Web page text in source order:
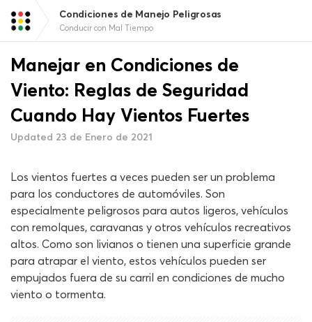
Condiciones de Manejo Peligrosas
Conducir con Mal Tiempo
Manejar en Condiciones de
Viento: Reglas de Seguridad
Cuando Hay Vientos Fuertes
Updated 23 de Enero de 2021
Los vientos fuertes a veces pueden ser un problema
para los conductores de automóviles. Son
especialmente peligrosos para autos ligeros, vehículos
con remolques, caravanas y otros vehículos recreativos
altos. Como son livianos o tienen una superficie grande
para atrapar el viento, estos vehículos pueden ser
empujados fuera de su carril en condiciones de mucho
viento o tormenta.